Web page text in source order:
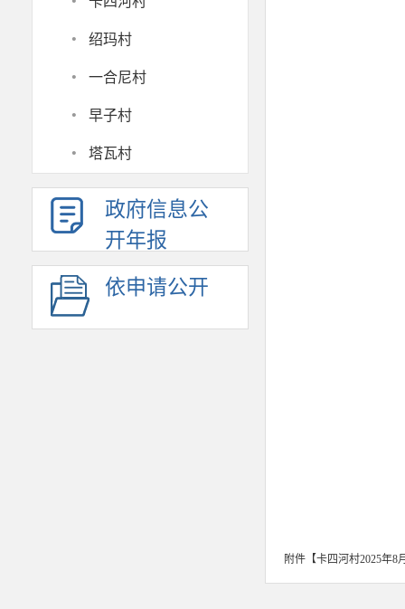
· 绍玛村
· 一合尼村
· 早子村
· 塔瓦村
政府信息公
开年报
依申请公开
附件【卡四河村2025年8